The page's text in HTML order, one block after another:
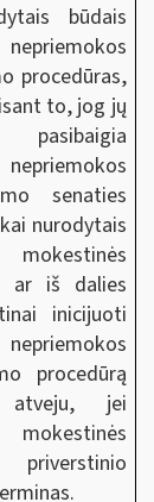
būdais
procedūras,
to, jog jų
senaties
nurodytais
ar iš dalies
inicijuoti
procedūrą
jei